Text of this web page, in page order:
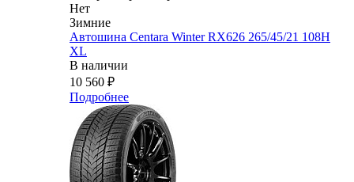
Нет
Зимние
Автошина Centara Winter RX626 265/45/21 108H
XL
В наличии
10 560 ₽
Подробнее